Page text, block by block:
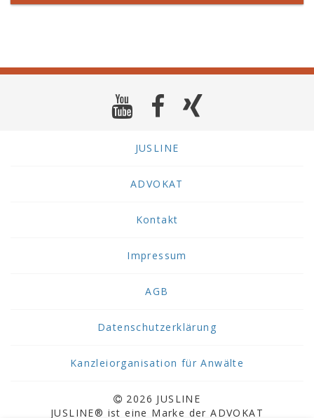
JUSLINE
ADVOKAT
Kontakt
Impressum
AGB
Datenschutzerklärung
Kanzleiorganisation für Anwälte
2026 JUSLINE
JUSLINE® ist eine Marke der ADVOKAT